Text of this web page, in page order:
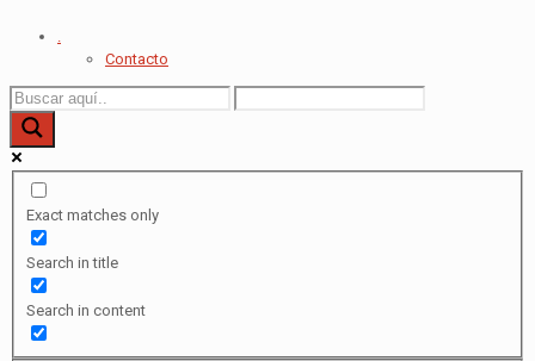
.
Contacto
Exact matches only
Search in title
Search in content